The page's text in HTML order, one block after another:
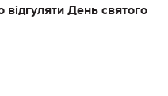
День святого